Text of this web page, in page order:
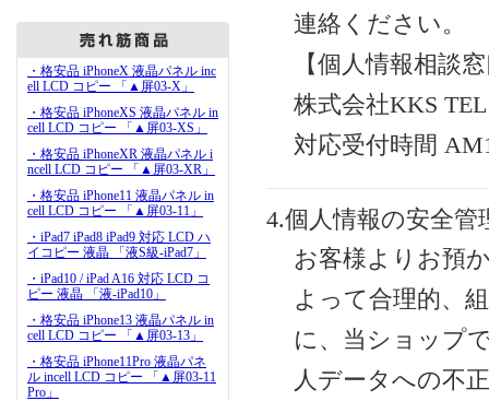
・格安品 iPhoneX 液晶パネル inc
ell LCD コピー 「▲屏03-X」
・格安品 iPhoneXS 液晶パネル in
cell LCD コピー 「▲屏03-XS」
・格安品 iPhoneXR 液晶パネル i
ncell LCD コピー 「▲屏03-XR」
・格安品 iPhone11 液晶パネル in
cell LCD コピー 「▲屏03-11」
・iPad7 iPad8 iPad9 対応 LCD ハ
イコピー 液晶 「液S級-iPad7」
・iPad10 / iPad A16 対応 LCD コ
ピー 液晶 「液-iPad10」
・格安品 iPhone13 液晶パネル in
cell LCD コピー 「▲屏03-13」
・格安品 iPhone11Pro 液晶パネ
ル incell LCD コピー 「▲屏03-11
Pro」
連絡ください。
【個人情報相談
株式会社KKS TEL
対応受付時間
4.個人情報の安全管
お客様よりお預
よって合理的、
に、当ショップ
人データへの不